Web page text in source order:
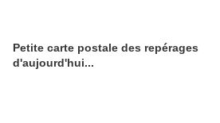
Petite carte postale des repérages
d'aujourd'hui...